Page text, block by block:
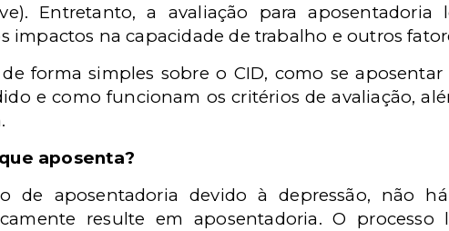
Entretanto, a avaliação para aposentadoria
impactos na capacidade de trabalho e outros
forma simples sobre o CID, como se aposentar
e como funcionam os critérios de avaliação,
aposenta?
de aposentadoria devido à depressão, não
resulte em aposentadoria. O processo